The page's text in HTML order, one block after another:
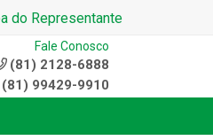
do Representante
Fale Conosco
(81) 2128-6888
(81) 99429-9910